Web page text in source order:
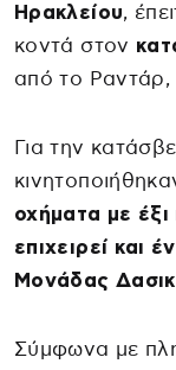
Ηρακλείου,
κοντά στον
από το
Για την
οχήματα με
επιχειρεί και
Μονάδας
Σύμφωνα με